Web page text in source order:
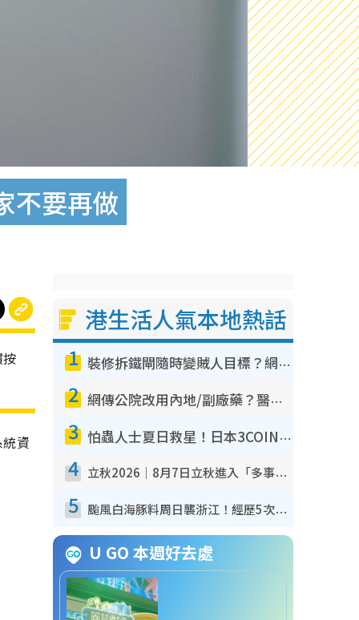
不要再做
資
港生活人氣本地熱話
1 裝修拆鐵閘隨時變賊人目標？網民揭2大關鍵用途：裝新式等於白裝？附新舊鐵閘分別
2 網傳公院改用內地/副廠藥？醫生拆解正副廠分別 揭4類人換藥隨時出事
3 怕蟲人士夏日救星！日本3COINS爆紅驅蟲神器$45起 1招「全程免觸碰」輕鬆搞定小強
4 立秋2026｜8月7日立秋進入「多事之秋」 3件事唔做得！專家教6招開運 清枱頭／銀包納氣接好運
5 颱風白海豚料周日襲浙江！經歷5次「眼牆置換」極罕見 成登陸內地最長途颱風
U GO 本週好去處